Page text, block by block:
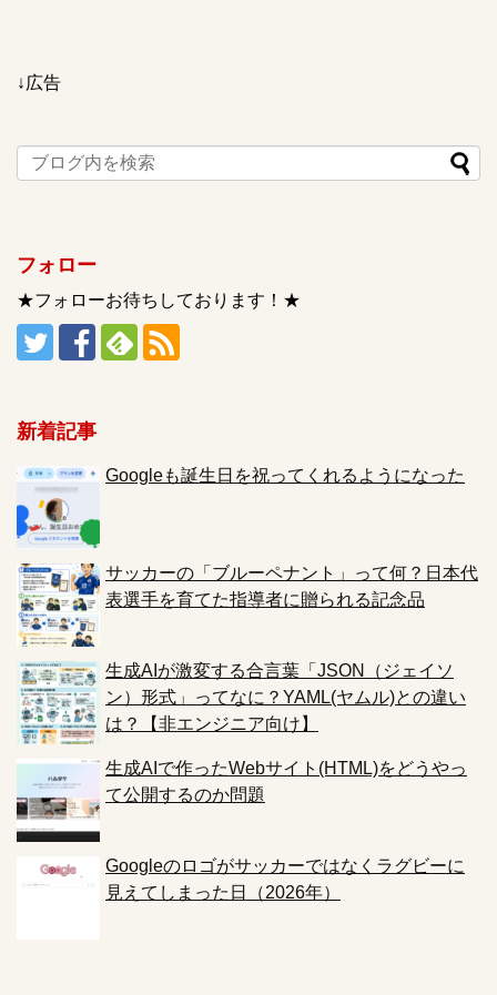
↓広告
フォロー
★フォローお待ちしております！★
新着記事
Googleも誕生日を祝ってくれるようになった
サッカーの「ブルーペナント」って何？日本代
表選手を育てた指導者に贈られる記念品
生成AIが激変する合言葉「JSON（ジェイソ
ン）形式」ってなに？YAML(ヤムル)との違い
は？【非エンジニア向け】
生成AIで作ったWebサイト(HTML)をどうやっ
て公開するのか問題
Googleのロゴがサッカーではなくラグビーに
見えてしまった日（2026年）